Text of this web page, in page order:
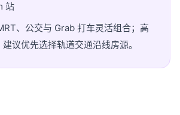
站
、公交与 Grab 打车灵活组合；高
议优先选择轨道交通沿线房源。